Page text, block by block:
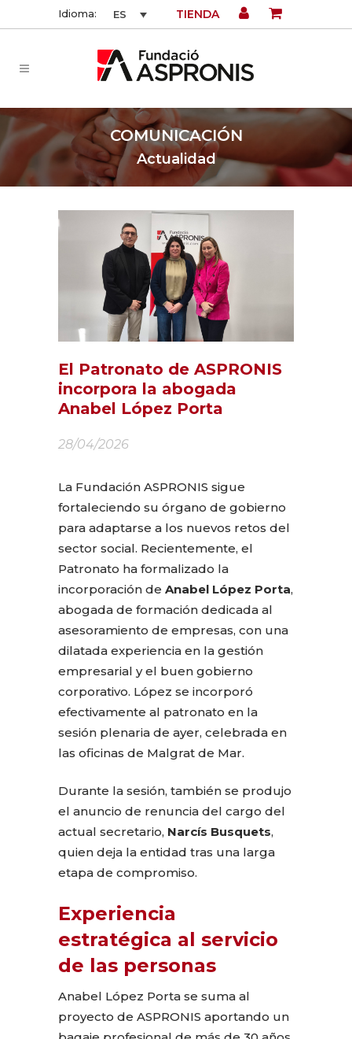
Idioma: ES TIENDA
COMUNICACIÓN
Actualidad
El Patronato de ASPRONIS
incorpora la abogada
Anabel López Porta
28/04/2026
La Fundación ASPRONIS sigue
fortaleciendo su órgano de gobierno
para adaptarse a los nuevos retos del
sector social. Recientemente, el
Patronato ha formalizado la
incorporación de Anabel López Porta,
abogada de formación dedicada al
asesoramiento de empresas, con una
dilatada experiencia en la gestión
empresarial y el buen gobierno
corporativo. López se incorporó
efectivamente al patronato en la
sesión plenaria de ayer, celebrada en
las oficinas de Malgrat de Mar.
Durante la sesión, también se produjo
el anuncio de renuncia del cargo del
actual secretario, Narcís Busquets,
quien deja la entidad tras una larga
etapa de compromiso.
Experiencia
estratégica al servicio
de las personas
Anabel López Porta se suma al
proyecto de ASPRONIS aportando un